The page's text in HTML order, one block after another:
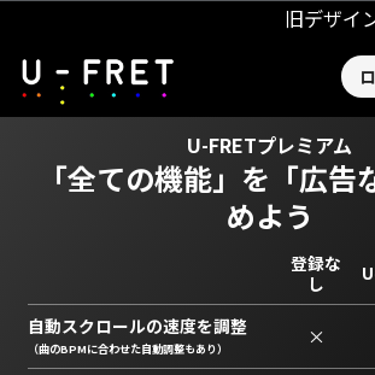
旧デザイ
U-FRETプレミアム
「全ての機能」を 「広
めよう
登録な
し
自動スクロールの速度を調整
（曲のBPMに合わせた自動調整もあり） ×